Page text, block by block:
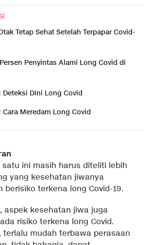
Tetap Sehat Setelah Terpapar Covid-
Penyintas Alami Long Covid di
Deteksi Dini Long Covid
Cara Meredam Long Covid
satu ini masih harus diteliti lebih
yang kesehatan jiwanya
berisiko terkena long Covid-19.
aspek kesehatan jiwa juga
risiko terkena long Covid.
terlalu mudah terbawa perasaan